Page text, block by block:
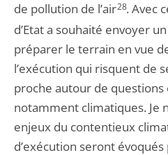
de pollution de l’air28. Avec
d’Etat a souhaité envoyer
préparer le terrain en vue
l’exécution qui risquent de
proche autour de
notamment climatiques. Je
enjeux du contentieux
d’exécution seront